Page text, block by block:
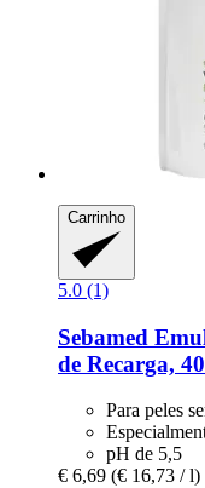
Carrinho
5.0 (1)
Sebamed
de Recarga,
Para peles
pH de 5,5
€ 6,69 (€ 16,73 / l)